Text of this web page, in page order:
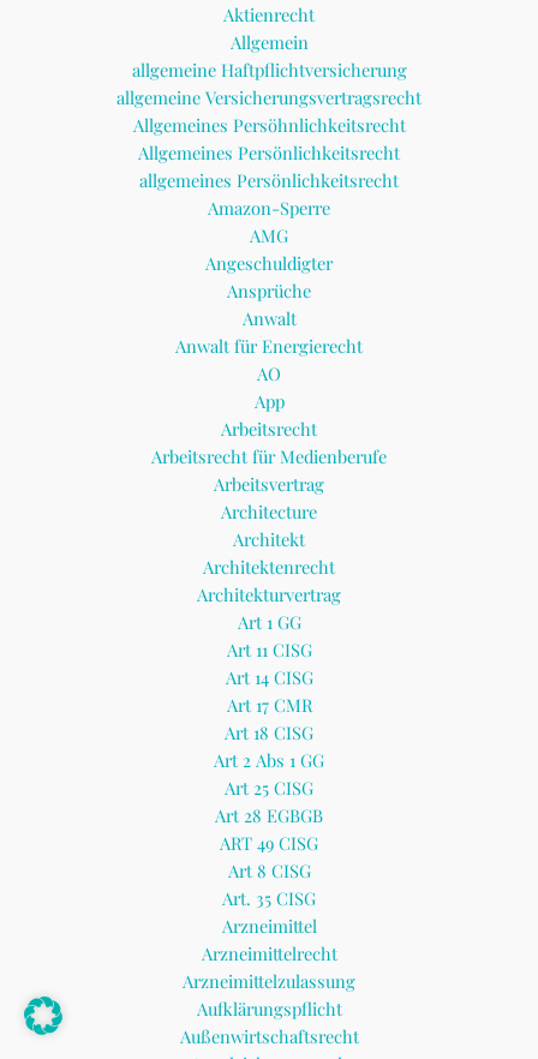
Aktienrecht
Allgemein
allgemeine Haftpflichtversicherung
allgemeine Versicherungsvertragsrecht
Allgemeines Persöhnlichkeitsrecht
Allgemeines Persönlichkeitsrecht
allgemeines Persönlichkeitsrecht
Amazon-Sperre
AMG
Angeschuldigter
Ansprüche
Anwalt
Anwalt für Energierecht
AO
App
Arbeitsrecht
Arbeitsrecht für Medienberufe
Arbeitsvertrag
Architecture
Architekt
Architektenrecht
Architekturvertrag
Art 1 GG
Art 11 CISG
Art 14 CISG
Art 17 CMR
Art 18 CISG
Art 2 Abs 1 GG
Art 25 CISG
Art 28 EGBGB
ART 49 CISG
Art 8 CISG
Art. 35 CISG
Arzneimittel
Arzneimittelrecht
Arzneimittelzulassung
Aufklärungspflicht
Außenwirtschaftsrecht